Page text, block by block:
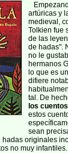
artúricas y
medieval,
Tolkien fue
de las
de hadas".
no le
hermanos
lo que es
difiere
tal. De
los
estos
sean
originales
no muy infantiles.